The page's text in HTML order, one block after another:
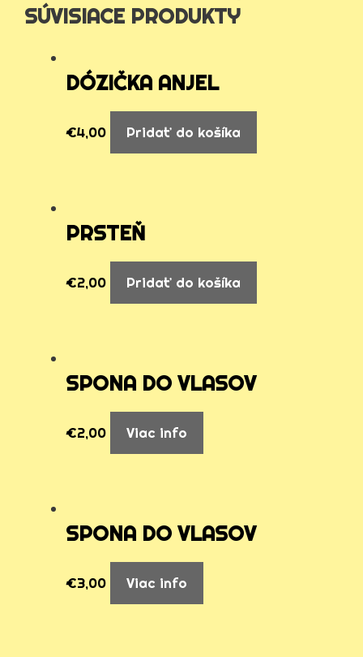
SÚVISIACE PRODUKTY
DÓZIČKA ANJEL
€4,00 Pridať do košíka
PRSTEŇ
€2,00 Pridať do košíka
SPONA DO VLASOV
€2,00 Viac info
SPONA DO VLASOV
€3,00 Viac info